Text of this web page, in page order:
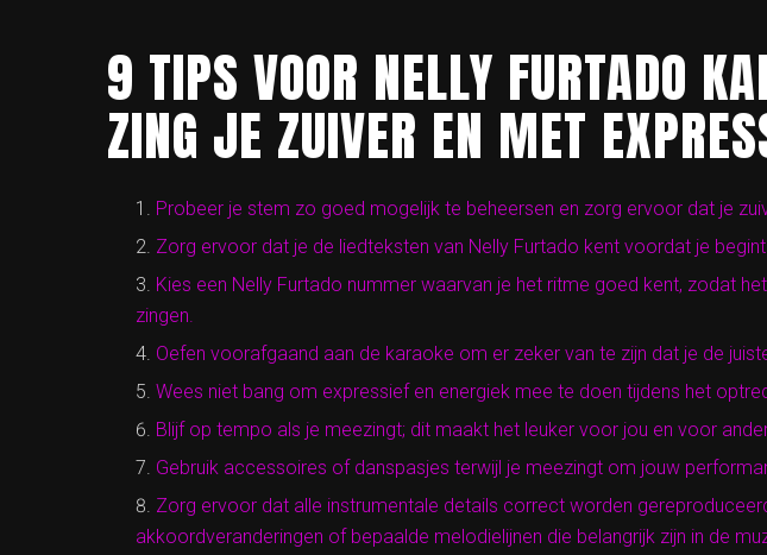
9 TIPS VOOR NELLY FURTADO
ZING JE ZUIVER EN MET
Probeer je stem zo goed mogelijk te beheersen en zorg ervoor dat je
Zorg ervoor dat je de liedteksten van Nelly Furtado kent voordat je
Kies een Nelly Furtado nummer waarvan je het ritme goed kent, zodat
zingen.
Oefen voorafgaand aan de karaoke om er zeker van te zijn dat je de
Wees niet bang om expressief en energiek mee te doen tijdens het
Blijf op tempo als je meezingt; dit maakt het leuker voor jou en voor
Gebruik accessoires of danspasjes terwijl je meezingt om jouw
Zorg ervoor dat alle instrumentale details correct worden
akkoordveranderingen of bepaalde melodielijnen die belangrijk zijn in de